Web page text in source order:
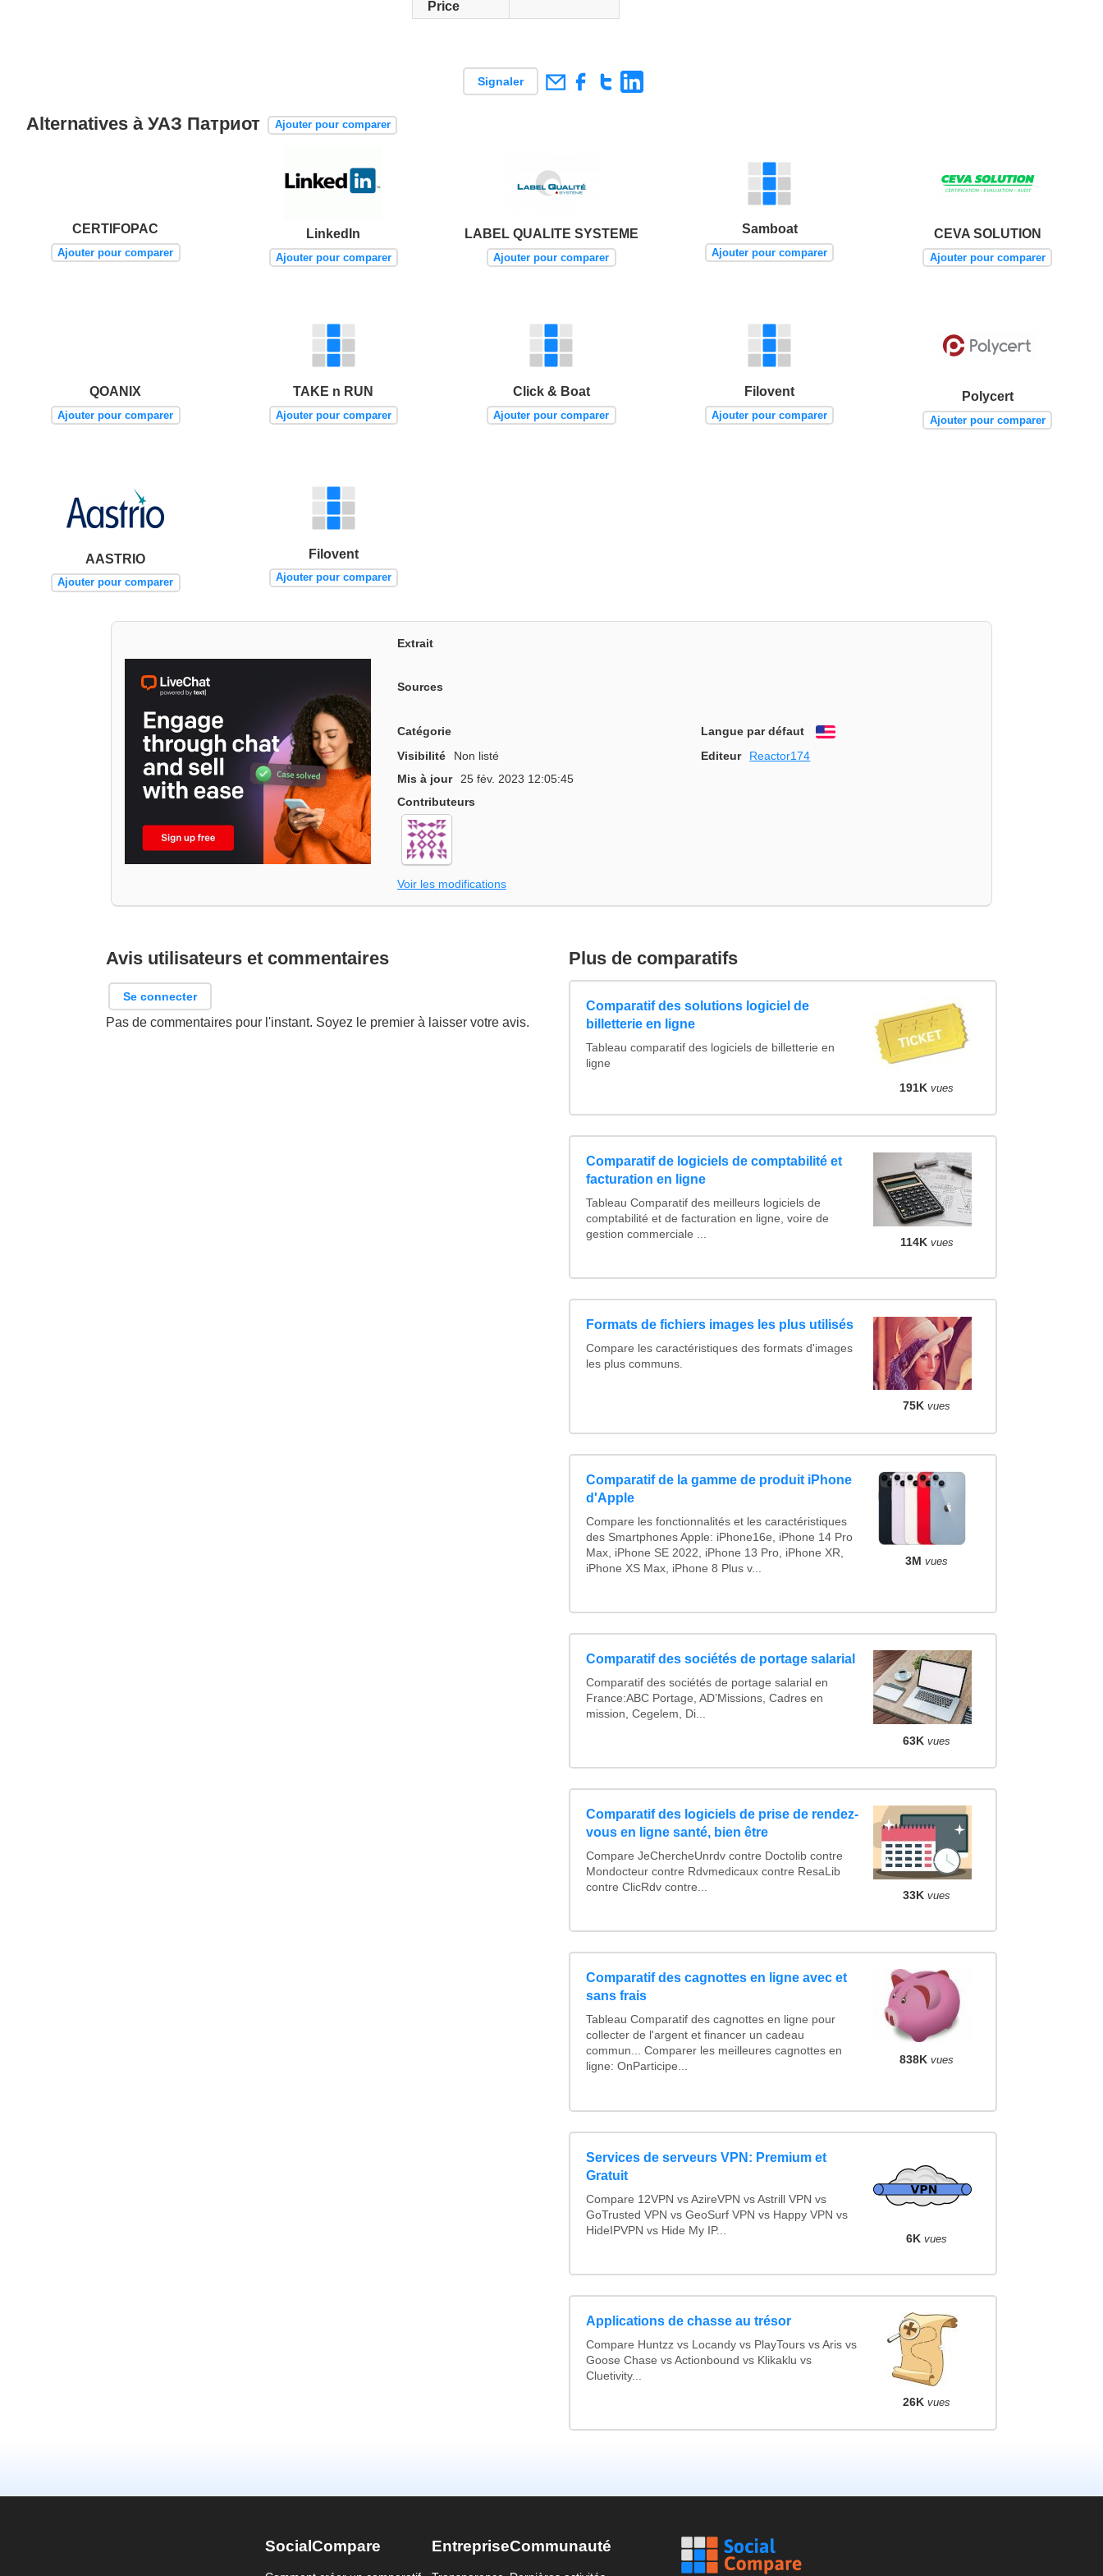
Price
Signaler
Alternatives à УАЗ Патриот Ajouter pour comparer
CERTIFOPAC
Ajouter pour comparer
LinkedIn
Ajouter pour comparer
LABEL QUALITE SYSTEME
Ajouter pour comparer
Samboat
Ajouter pour comparer
CEVA SOLUTION
Ajouter pour comparer
QOANIX
Ajouter pour comparer
TAKE n RUN
Ajouter pour comparer
Click & Boat
Ajouter pour comparer
Filovent
Ajouter pour comparer
Polycert
Ajouter pour comparer
AASTRIO
Ajouter pour comparer
Filovent
Ajouter pour comparer
Extrait
Sources
Catégorie Langue par défaut
English
Visibilité
Non listé Editeur
Reactor174
Mis à jour
25 fév. 2023 12:05:45
Contributeurs
Voir les modifications
Avis utilisateurs et commentaires
Se connecter
Pas de commentaires pour l'instant. Soyez le premier à laisser votre avis.
Plus de comparatifs
Comparatif des solutions logiciel de
billetterie en ligne
Tableau comparatif des logiciels de billetterie en
ligne
191K vues
Comparatif de logiciels de comptabilité et
facturation en ligne
Tableau Comparatif des meilleurs logiciels de
comptabilité et de facturation en ligne, voire de
gestion commerciale ...
114K vues
Formats de fichiers images les plus utilisés
Compare les caractéristiques des formats d'images
les plus communs.
75K vues
Comparatif de la gamme de produit iPhone
d'Apple
Compare les fonctionnalités et les caractéristiques
des Smartphones Apple: iPhone16e, iPhone 14 Pro
Max, iPhone SE 2022, iPhone 13 Pro, iPhone XR,
iPhone XS Max, iPhone 8 Plus v...
3M vues
Comparatif des sociétés de portage salarial
Comparatif des sociétés de portage salarial en
France:ABC Portage, AD’Missions, Cadres en
mission, Cegelem, Di...
63K vues
Comparatif des logiciels de prise de rendez-
vous en ligne santé, bien être
Compare JeChercheUnrdv contre Doctolib contre
Mondocteur contre Rdvmedicaux contre ResaLib
contre ClicRdv contre...
33K vues
Comparatif des cagnottes en ligne avec et
sans frais
Tableau Comparatif des cagnottes en ligne pour
collecter de l'argent et financer un cadeau
commun... Comparer les meilleures cagnottes en
ligne: OnParticipe...
838K vues
Services de serveurs VPN: Premium et
Gratuit
Compare 12VPN vs AzireVPN vs Astrill VPN vs
GoTrusted VPN vs GeoSurf VPN vs Happy VPN vs
HideIPVPN vs Hide My IP...
6K vues
Applications de chasse au trésor
Compare Huntzz vs Locandy vs PlayTours vs Aris vs
Goose Chase vs Actionbound vs Klikaklu vs
Cluetivity...
26K vues
SocialCompare EntrepriseCommunauté